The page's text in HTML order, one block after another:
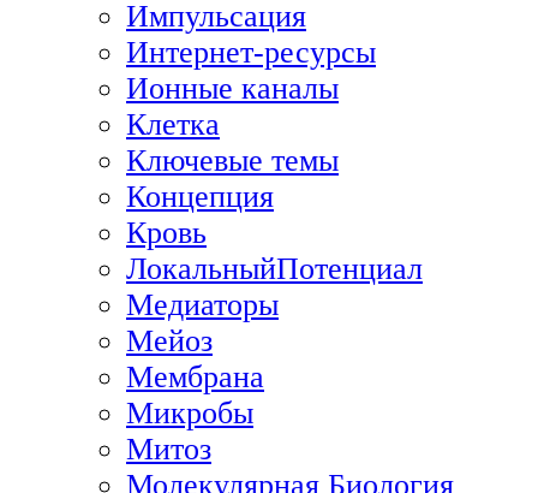
Импульсация
Интернет-ресурсы
Ионные каналы
Клетка
Ключевые темы
Концепция
Кровь
ЛокальныйПотенциал
Медиаторы
Мейоз
Мембрана
Микробы
Митоз
Молекулярная Биология